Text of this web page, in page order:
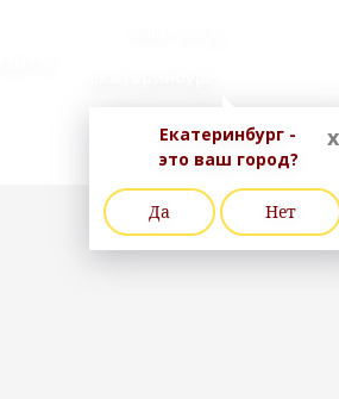
x
Екатеринбург -
это ваш город?
Да Нет